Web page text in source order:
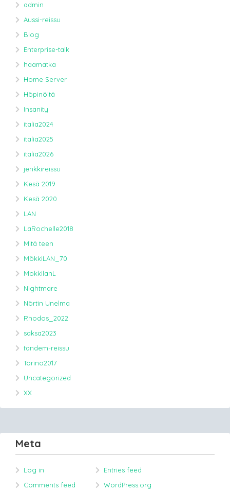
admin
Aussi-reissu
Blog
Enterprise-talk
haamatka
Home Server
Höpinöitä
Insanity
italia2024
italia2025
italia2026
jenkkireissu
Kesä 2019
Kesä 2020
LAN
LaRochelle2018
Mitä teen
MökkiLAN_70
MokkilanL
Nightmare
Nörtin Unelma
Rhodos_2022
saksa2023
tandem-reissu
Torino2017
Uncategorized
XX
Meta
Log in
Entries feed
Comments feed
WordPress.org